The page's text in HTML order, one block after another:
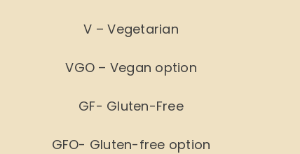
V – Vegetarian
VGO – Vegan option
GF- Gluten-Free
GFO- Gluten-free option